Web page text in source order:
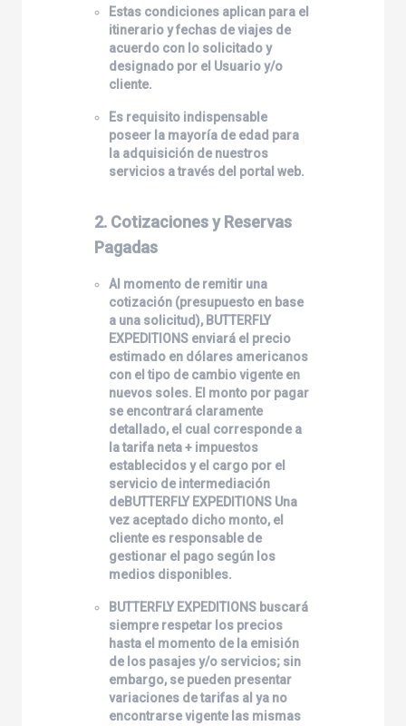
Estas condiciones aplican para el
itinerario y fechas de viajes de
acuerdo con lo solicitado y
designado por el Usuario y/o
cliente.
Es requisito indispensable
poseer la mayoría de edad para
la adquisición de nuestros
servicios a través del portal web.
2. Cotizaciones y Reservas
Pagadas
Al momento de remitir una
cotización (presupuesto en base
a una solicitud), BUTTERFLY
EXPEDITIONS enviará el precio
estimado en dólares americanos
con el tipo de cambio vigente en
nuevos soles. El monto por pagar
se encontrará claramente
detallado, el cual corresponde a
la tarifa neta + impuestos
establecidos y el cargo por el
servicio de intermediación
deBUTTERFLY EXPEDITIONS Una
vez aceptado dicho monto, el
cliente es responsable de
gestionar el pago según los
medios disponibles.
BUTTERFLY EXPEDITIONS buscará
siempre respetar los precios
hasta el momento de la emisión
de los pasajes y/o servicios; sin
embargo, se pueden presentar
variaciones de tarifas al ya no
encontrarse vigente las mismas